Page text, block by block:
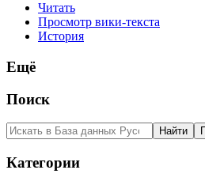
Читать
Просмотр вики-текста
История
Ещё
Поиск
Категории